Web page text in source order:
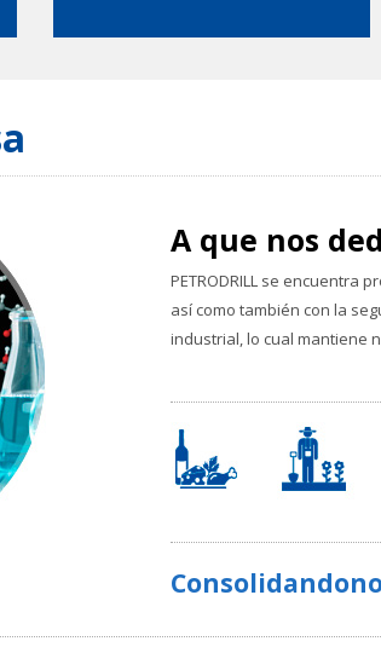
A que nos
PETRODRILL se encuentra
así como también con la
industrial, lo cual mantiene